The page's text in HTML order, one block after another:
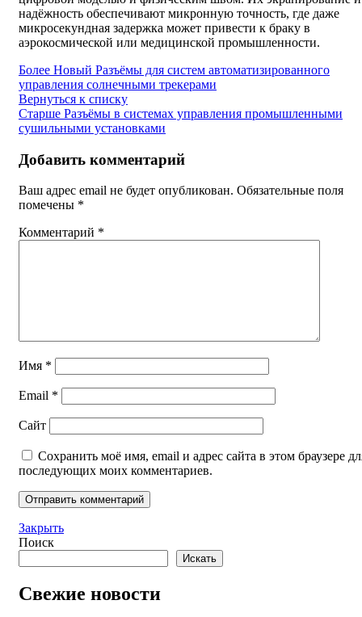
надёжность обеспечивают микронную точность, где даже
микросекундная задержка может привести к браку в
аэрокосмической или медицинской промышленности.
Более Новый Разъёмы для систем автоматизированного
управления солнечными трекерами
Вернуться к списку
Старше Разъёмы в системах управления промышленными
сушильными установками
Добавить комментарий
Ваш адрес email не будет опубликован. Обязательные поля
помечены *
Комментарий *
Имя *
Email *
Сайт
Сохранить моё имя, email и адрес сайта в этом браузере
последующих моих комментариев.
Закрыть
Поиск
Искать
Свежие новости